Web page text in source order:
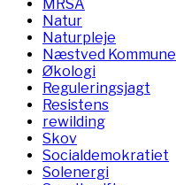
MRSA
Natur
Naturpleje
Næstved Kommune
Økologi
Reguleringsjagt
Resistens
rewilding
Skov
Socialdemokratiet
Solenergi